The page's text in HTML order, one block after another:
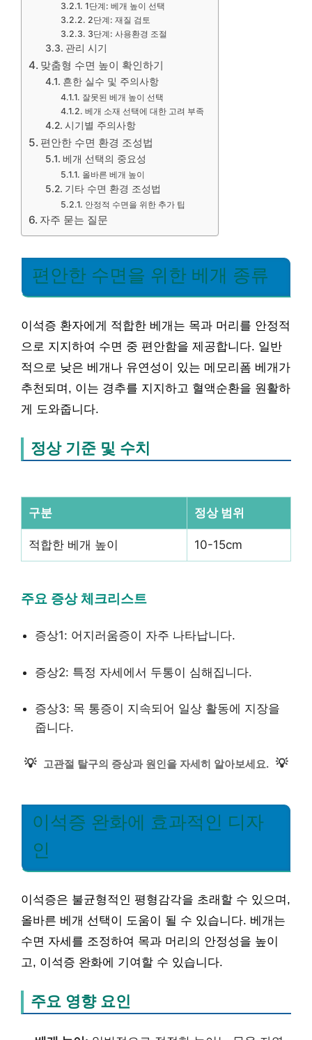
1단계: 베개 높이 선택
2단계: 재질 검토
3단계: 사용환경 조절
관리 시기
맞춤형 수면 높이 확인하기
흔한 실수 및 주의사항
잘못된 베개 높이 선택
베개 소재 선택에 대한 고려 부족
시기별 주의사항
편안한 수면 환경 조성법
베개 선택의 중요성
올바른 베개 높이
기타 수면 환경 조성법
안정적 수면을 위한 추가 팁
자주 묻는 질문
편안한 수면을 위한 베개 종류
이석증 환자에게 적합한 베개는 목과 머리를 안정적
으로 지지하여 수면 중 편안함을 제공합니다. 일반
적으로 낮은 베개나 유연성이 있는 메모리폼 베개가
추천되며, 이는 경추를 지지하고 혈액순환을 원활하
게 도와줍니다.
정상 기준 및 수치
구분 정상 범위
적합한 베개 높이 10-15cm
주요 증상 체크리스트
증상1: 어지러움증이 자주 나타납니다.
증상2: 특정 자세에서 두통이 심해집니다.
증상3: 목 통증이 지속되어 일상 활동에 지장을
줍니다.
💡 고관절 탈구의 증상과 원인을 자세히 알아보세요. 💡
이석증 완화에 효과적인 디자
인
이석증은 불균형적인 평형감각을 초래할 수 있으며,
올바른 베개 선택이 도움이 될 수 있습니다. 베개는
수면 자세를 조정하여 목과 머리의 안정성을 높이
고, 이석증 완화에 기여할 수 있습니다.
주요 영향 요인